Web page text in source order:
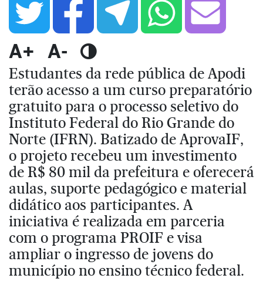
A+ A-
Estudantes da rede pública de Apodi
terão acesso a um curso preparatório
gratuito para o processo seletivo do
Instituto Federal do Rio Grande do
Norte (IFRN). Batizado de AprovaIF,
o projeto recebeu um investimento
de R$ 80 mil da prefeitura e oferecerá
aulas, suporte pedagógico e material
didático aos participantes. A
iniciativa é realizada em parceria
com o programa PROIF e visa
ampliar o ingresso de jovens do
município no ensino técnico federal.